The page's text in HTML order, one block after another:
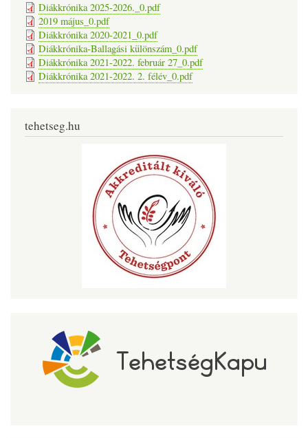
Diákkrónika 2025-2026._0.pdf
2019 május_0.pdf
Diákkrónika 2020-2021_0.pdf
Diákkrónika-Ballagási különszám_0.pdf
Diákkrónika 2021-2022. február 27_0.pdf
Diákkrónika 2021-2022. 2. félév_0.pdf
tehetseg.hu